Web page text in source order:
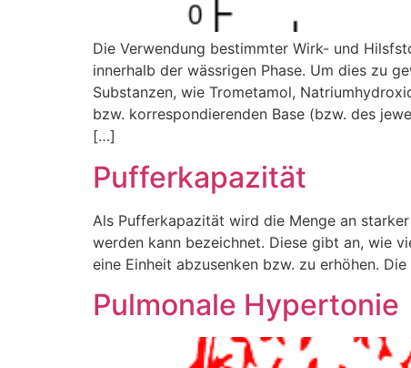
Die Verwendung bestimmter Wirk- und
innerhalb der wässrigen Phase. Um dies zu
Substanzen, wie Trometamol,
bzw. korrespondierenden Base (bzw. des
[…]
Pufferkapazität
Als Pufferkapazität wird die Menge an
werden kann bezeichnet. Diese gibt an, wie
eine Einheit abzusenken bzw. zu erhöhen.
Pulmonale Hypertonie